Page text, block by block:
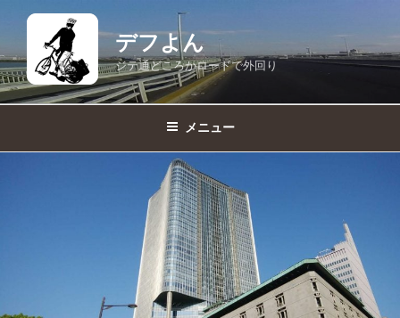
テ
ン
ツ
デフよん
ジテ通どころかロードで外回り
メニュー